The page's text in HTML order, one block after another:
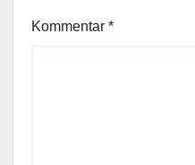
Kommentar *